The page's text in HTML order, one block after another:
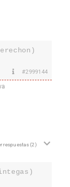
#2999144
respuestas(2)